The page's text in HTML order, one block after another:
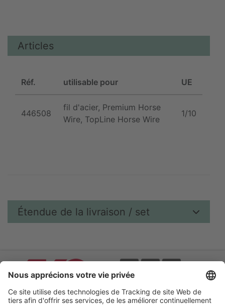
Articles
Réf. utilisable pour UE
446508
fil d'acier, Premium Horse
Wire, TopLine Horse Wire
1/10
Étendue de la livraison / set